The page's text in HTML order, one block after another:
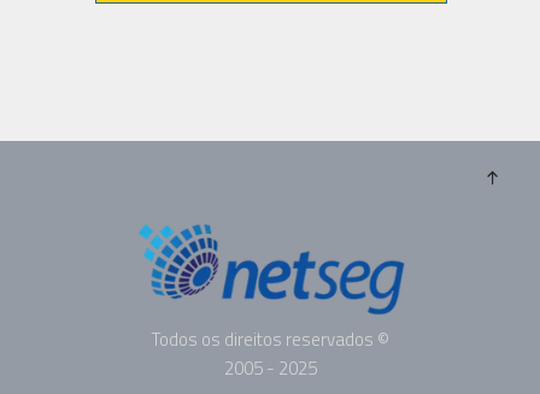
Todos os direitos reservados ©
2005 - 2025